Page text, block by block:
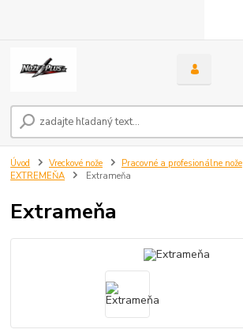
Úvod Vreckové nože Pracovné a profesionálne nože
EXTREMEŇA
Extrameňa
Extrameňa